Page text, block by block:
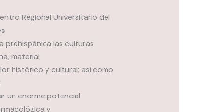
Regional Universitario del
prehispánica las culturas
material
histórico y cultural; así como
un enorme potencial
y